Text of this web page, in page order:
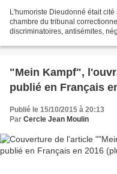
L'humoriste Dieudonné était
chambre du tribunal
discriminatoires, antisémites,
"Mein Kampf",
publié en Français
Publié le 15/10/2015 à 20:13
Par Cercle Jean Moulin